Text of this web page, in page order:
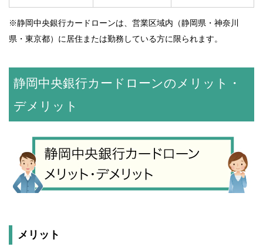
※静岡中央銀行カードローンは、営業区域内（静岡県・神奈川
県・東京都）に居住または勤務している方に限られます。
静岡中央銀行カードローンのメリット・
デメリット
メリット